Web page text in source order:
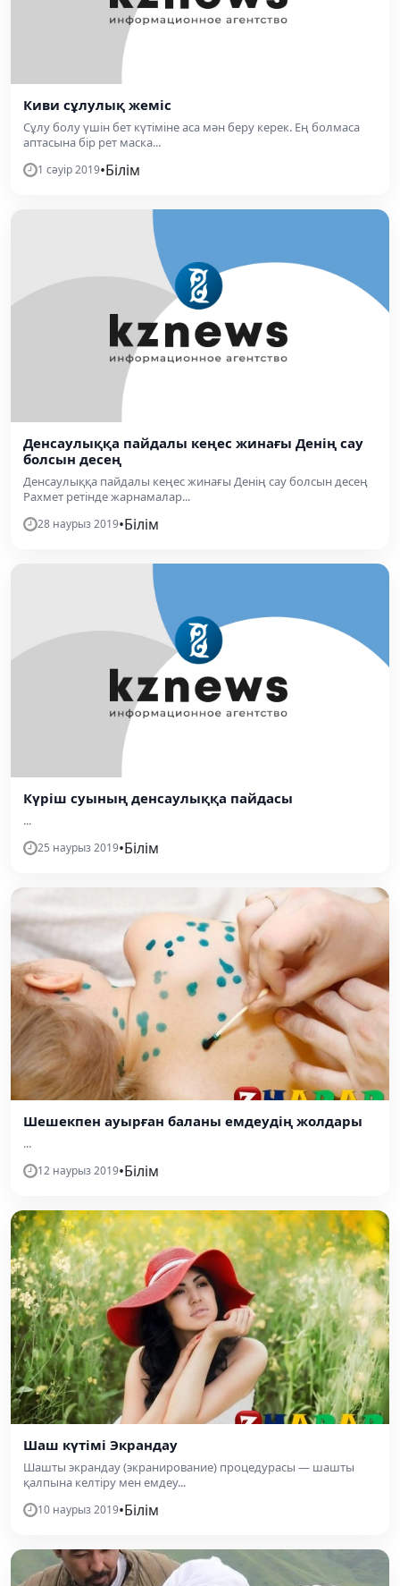
Киви сұлулық жеміс
Сұлу болу үшін бет күтіміне аса мән беру керек. Ең болмаcа
аптасына бір рет маска...
1 сәуір 2019•Білім
Денсаулыққа пайдалы кеңес жинағы Денің сау
болсын десең
Денсаулыққа пайдалы кеңес жинағы Денің сау болсын десең
Рахмет ретінде жарнамалар...
28 наурыз 2019•Білім
Күріш суының денсаулыққа пайдасы
...
25 наурыз 2019•Білім
Шешекпен ауырған баланы емдеудің жолдары
...
12 наурыз 2019•Білім
Шаш күтімі Экрандау
Шашты экрандау (экранирование) процедурасы — шашты
қалпына келтіру мен емдеу...
10 наурыз 2019•Білім